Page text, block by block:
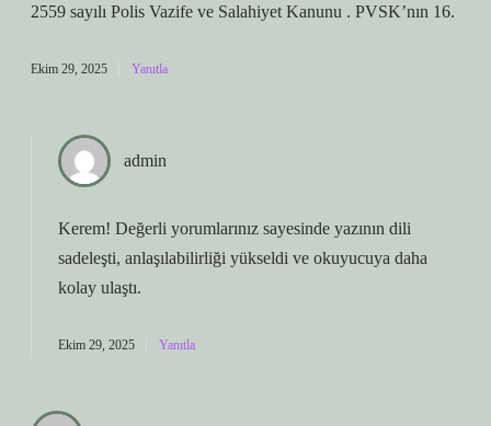
2559 sayılı Polis Vazife ve Salahiyet Kanunu . PVSK’nın 16.
Ekim 29, 2025 Yanıtla
admin
Kerem! Değerli yorumlarınız sayesinde yazının dili
sadeleşti, anlaşılabilirliği yükseldi ve okuyucuya daha
kolay ulaştı.
Ekim 29, 2025 Yanıtla